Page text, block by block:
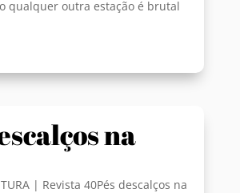
qualquer outra estação é brutal
na
| Revista 40Pés descalços na